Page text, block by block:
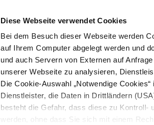
Diese Webseite verwendet Cookies
Bei dem Besuch dieser Webseite werden
auf Ihrem Computer abgelegt werden und
und auch Servern von Externen auf
unserer Webseite zu analysieren,
Die Cookie-Auswahl „Notwendige
Dienstleister, die Daten in Drittländern
besteht die Gefahr, dass diese zu
werden, ohne dass Sie sich mit einem
STARTSEITE